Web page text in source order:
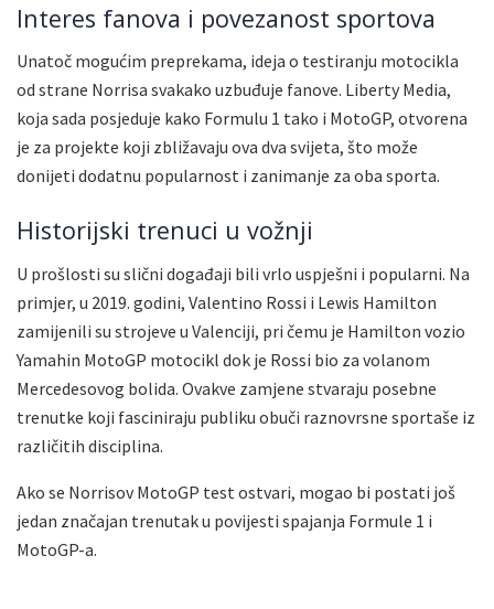
Interes fanova i povezanost sportova
Unatoč mogućim preprekama, ideja o testiranju motocikla
od strane Norrisa svakako uzbuđuje fanove. Liberty Media,
koja sada posjeduje kako Formulu 1 tako i MotoGP, otvorena
je za projekte koji zbližavaju ova dva svijeta, što može
donijeti dodatnu popularnost i zanimanje za oba sporta.
Historijski trenuci u vožnji
U prošlosti su slični događaji bili vrlo uspješni i popularni. Na
primjer, u 2019. godini, Valentino Rossi i Lewis Hamilton
zamijenili su strojeve u Valenciji, pri čemu je Hamilton vozio
Yamahin MotoGP motocikl dok je Rossi bio za volanom
Mercedesovog bolida. Ovakve zamjene stvaraju posebne
trenutke koji fasciniraju publiku obuči raznovrsne sportaše iz
različitih disciplina.
Ako se Norrisov MotoGP test ostvari, mogao bi postati još
jedan značajan trenutak u povijesti spajanja Formule 1 i
MotoGP-a.